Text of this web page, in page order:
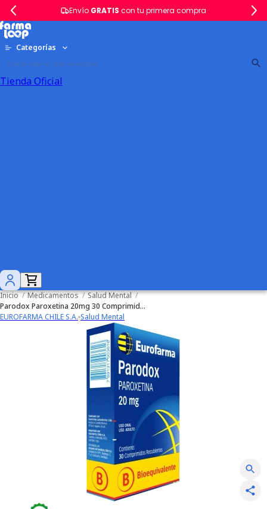
Envío GRATIS con tu primera compra
Categorías
Tienda Oficial
Inicio / Medicamentos / Salud Mental /
Parodox Paroxetina 20mg 30 Comprimidos Recubiertos
EUROFARMA CHILE S.A. Salud Mental